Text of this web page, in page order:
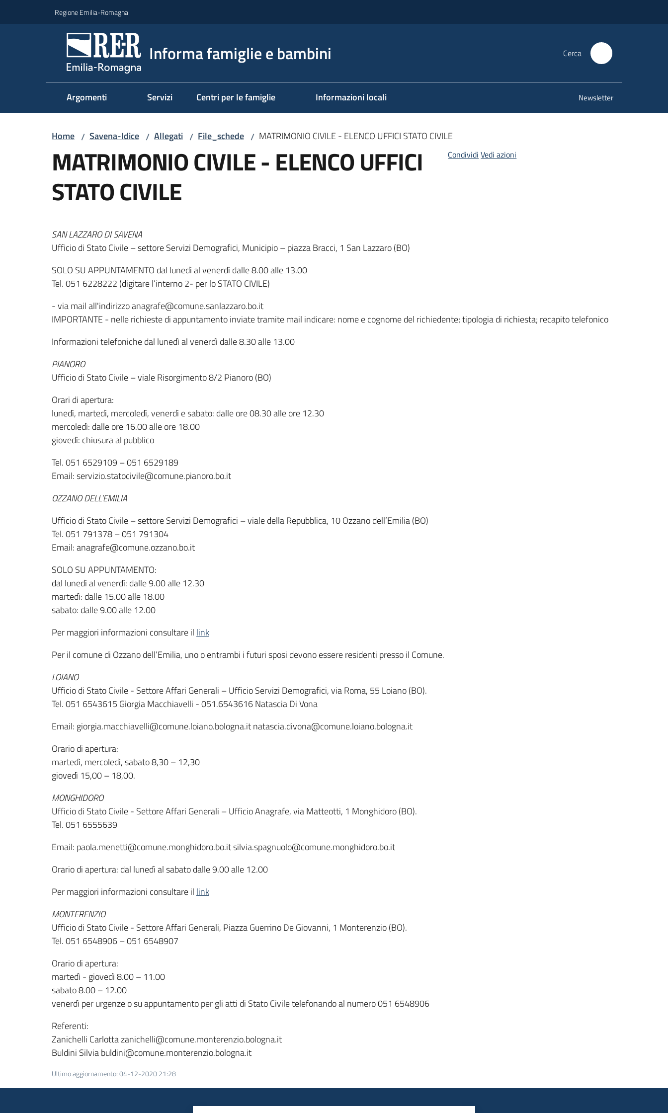
Regione Emilia-Romagna
Informa famiglie e bambini Cerca
Argomenti Servizi Centri per le famiglie Informazioni locali Newsletter
Home / Savena-Idice / Allegati / File_schede / MATRIMONIO CIVILE - ELENCO UFFICI STATO CIVILE
MATRIMONIO CIVILE - ELENCO UFFICI
STATO CIVILE
Condividi Vedi azioni
SAN LAZZARO DI SAVENA
Ufficio di Stato Civile – settore Servizi Demografici, Municipio – piazza Bracci, 1 San Lazzaro (BO)
SOLO SU APPUNTAMENTO dal lunedì al venerdì dalle 8.00 alle 13.00
Tel. 051 6228222 (digitare l’interno 2- per lo STATO CIVILE)
- via mail all'indirizzo anagrafe@comune.sanlazzaro.bo.it
IMPORTANTE - nelle richieste di appuntamento inviate tramite mail indicare: nome e cognome del richiedente; tipologia di richiesta; recapito telefonico
Informazioni telefoniche dal lunedì al venerdì dalle 8.30 alle 13.00
PIANORO
Ufficio di Stato Civile – viale Risorgimento 8/2 Pianoro (BO)
Orari di apertura:
lunedì, martedì, mercoledì, venerdì e sabato: dalle ore 08.30 alle ore 12.30
mercoledì: dalle ore 16.00 alle ore 18.00
giovedì: chiusura al pubblico
Tel. 051 6529109 – 051 6529189
Email: servizio.statocivile@comune.pianoro.bo.it
OZZANO DELL’EMILIA
Ufficio di Stato Civile – settore Servizi Demografici – viale della Repubblica, 10 Ozzano dell’Emilia (BO)
Tel. 051 791378 – 051 791304
Email: anagrafe@comune.ozzano.bo.it
SOLO SU APPUNTAMENTO:
dal lunedì al venerdì: dalle 9.00 alle 12.30
martedì: dalle 15.00 alle 18.00
sabato: dalle 9.00 alle 12.00
Per maggiori informazioni consultare il link
Per il comune di Ozzano dell’Emilia, uno o entrambi i futuri sposi devono essere residenti presso il Comune.
LOIANO
Ufficio di Stato Civile - Settore Affari Generali – Ufficio Servizi Demografici, via Roma, 55 Loiano (BO).
Tel. 051 6543615 Giorgia Macchiavelli - 051.6543616 Natascia Di Vona
Email: giorgia.macchiavelli@comune.loiano.bologna.it natascia.divona@comune.loiano.bologna.it
Orario di apertura:
martedì, mercoledì, sabato 8,30 – 12,30
giovedì 15,00 – 18,00.
MONGHIDORO
Ufficio di Stato Civile - Settore Affari Generali – Ufficio Anagrafe, via Matteotti, 1 Monghidoro (BO).
Tel. 051 6555639
Email: paola.menetti@comune.monghidoro.bo.it silvia.spagnuolo@comune.monghidoro.bo.it
Orario di apertura: dal lunedì al sabato dalle 9.00 alle 12.00
Per maggiori informazioni consultare il link
MONTERENZIO
Ufficio di Stato Civile - Settore Affari Generali, Piazza Guerrino De Giovanni, 1 Monterenzio (BO).
Tel. 051 6548906 – 051 6548907
Orario di apertura:
martedì - giovedì 8.00 – 11.00
sabato 8.00 – 12.00
venerdì per urgenze o su appuntamento per gli atti di Stato Civile telefonando al numero 051 6548906
Referenti:
Zanichelli Carlotta zanichelli@comune.monterenzio.bologna.it
Buldini Silvia buldini@comune.monterenzio.bologna.it
Ultimo aggiornamento:04-12-2020 21:28